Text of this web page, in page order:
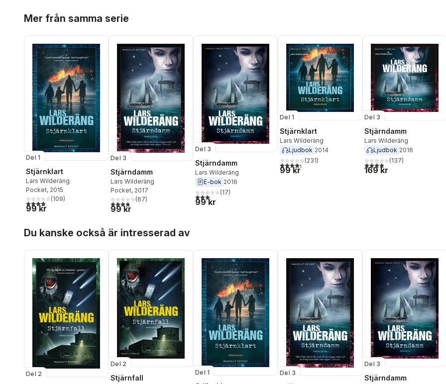
Mer från samma serie
Del 1
Stjärnklart
Lars Wilderäng
Pocket, 2015
4,0utav 5 stjärnor. Totalt antal röster:
(109)
99 kr
Del 3
Stjärndamm
Lars Wilderäng
Pocket, 2017
3,8utav 5 stjärnor. Totalt antal röster:
(67)
99 kr
Del 3
Stjärndamm
Lars Wilderäng
E-bok 2016
3,1utav 5 stjärnor. Totalt antal röster:
(17)
99 kr
Del 1
Stjärnklart
Lars Wilderäng
Ljudbok 2014
4,3utav 5 stjärnor. Totalt antal röster:
(231)
99 kr
Del 3
Stjärndamm
Lars Wilderäng
Ljudbok 2016
3,9utav 5 stjärnor. Totalt
(137)
169 kr
Du kanske också är intresserad av
Del 2
Del 2
Stjärnfall
Del 1 Del 3
Del 3
Stjärndamm